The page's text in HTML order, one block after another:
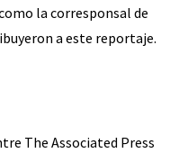
la corresponsal de
a este reportaje.
The Associated Press